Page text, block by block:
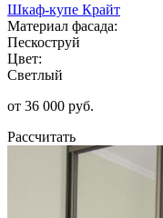
Шкаф-купе Крайт
Материал фасада:
Пескоструй
Цвет:
Светлый
от 36 000 руб.
Рассчитать